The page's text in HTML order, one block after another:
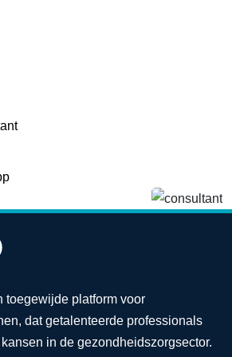
toegewijde platform voor
dat getalenteerde professionals
in de gezondheidszorgsector.